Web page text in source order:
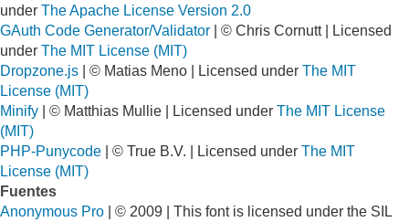
under The Apache License Version 2.0
GAuth Code Generator/Validator | © Chris Cornutt | Licensed
under The MIT License (MIT)
Dropzone.js | © Matias Meno | Licensed under The MIT
License (MIT)
Minify | © Matthias Mullie | Licensed under The MIT License
(MIT)
PHP-Punycode | © True B.V. | Licensed under The MIT
License (MIT)
Fuentes
Anonymous Pro | © 2009 | This font is licensed under the SIL